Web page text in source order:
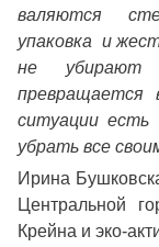
валяются
упаковка и
не убирают
превращается
ситуации есть
убрать все
Ирина
Центральной
Крейна и эко-